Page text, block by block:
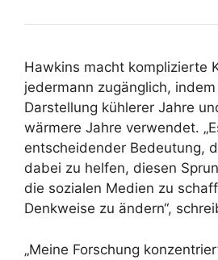
Hawkins macht komplizierte
jedermann zugänglich,
Darstellung kühlerer Jahre
wärmere Jahre verwendet.
entscheidender Bedeutung,
dabei zu helfen, diesen
die sozialen Medien zu
Denkweise zu ändern“,
„Meine Forschung